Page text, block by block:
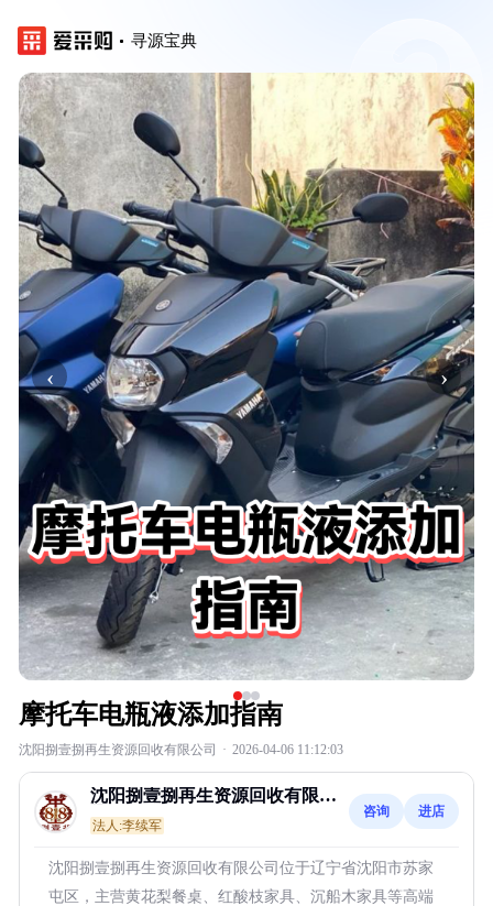
寻源宝典
‹ ›
摩托车电瓶液添加指南
沈阳捌壹捌再生资源回收有限公司 · 2026-04-06 11:12:03
沈阳捌壹捌再生资源回收有限公
司
法人:李续军
咨询 进店
沈阳捌壹捌再生资源回收有限公司位于辽宁省沈阳市苏家
屯区，主营黄花梨餐桌、红酸枝家具、沉船木家具等高端